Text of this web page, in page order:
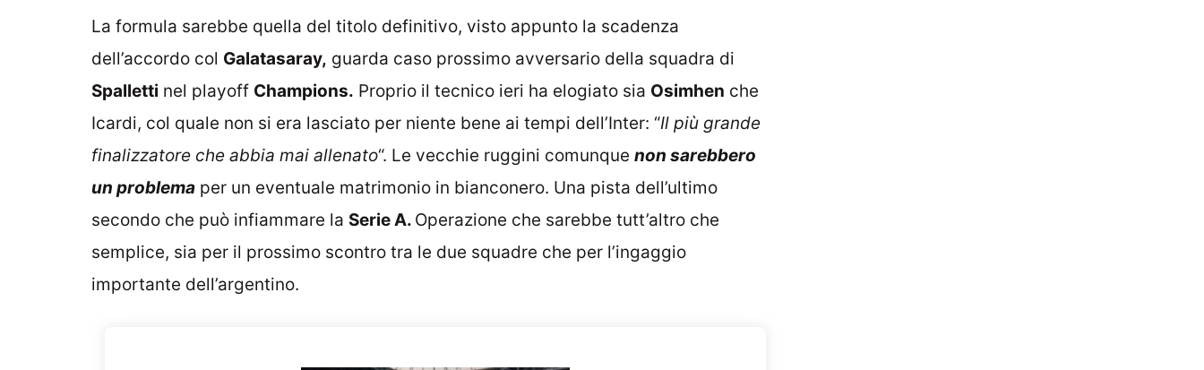
La formula sarebbe quella del titolo definitivo, visto appunto la scadenza
dell’accordo col Galatasaray, guarda caso prossimo avversario della squadra di
Spalletti nel playoff Champions. Proprio il tecnico ieri ha elogiato sia Osimhen che
Icardi, col quale non si era lasciato per niente bene ai tempi dell’Inter: “Il più grande
finalizzatore che abbia mai allenato“. Le vecchie ruggini comunque non sarebbero
un problema per un eventuale matrimonio in bianconero. Una pista dell’ultimo
secondo che può infiammare la Serie A. Operazione che sarebbe tutt’altro che
semplice, sia per il prossimo scontro tra le due squadre che per l’ingaggio
importante dell’argentino.